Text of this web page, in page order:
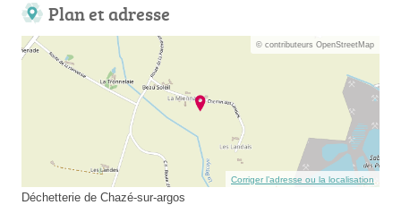
Plan et adresse
© contributeurs OpenStreetMap
Corriger l’adresse ou la localisation
Déchetterie de Chazé-sur-argos